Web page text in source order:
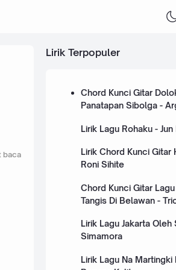
baca
Lirik Terpopuler
Chord Kunci Gitar
Panatapan Sibolga -
Lirik Lagu Rohaku -
Lirik Chord Kunci Gitar
Roni Sihite
Chord Kunci Gitar
Tangis Di Belawan -
Lirik Lagu Jakarta Oleh
Simamora
Lirik Lagu Na Martingki